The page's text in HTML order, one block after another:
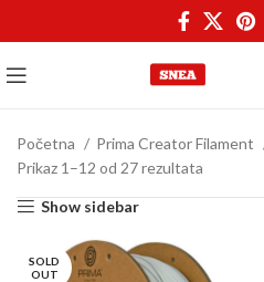
Početna Prima Creator Filament
Prikaz 1–12 od 27 rezultata
Show sidebar
SOLD
OUT